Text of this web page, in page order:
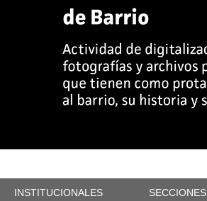
INSTITUCIONALES SECCIONES